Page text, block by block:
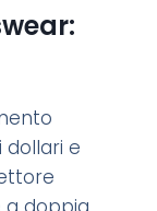
dollari e